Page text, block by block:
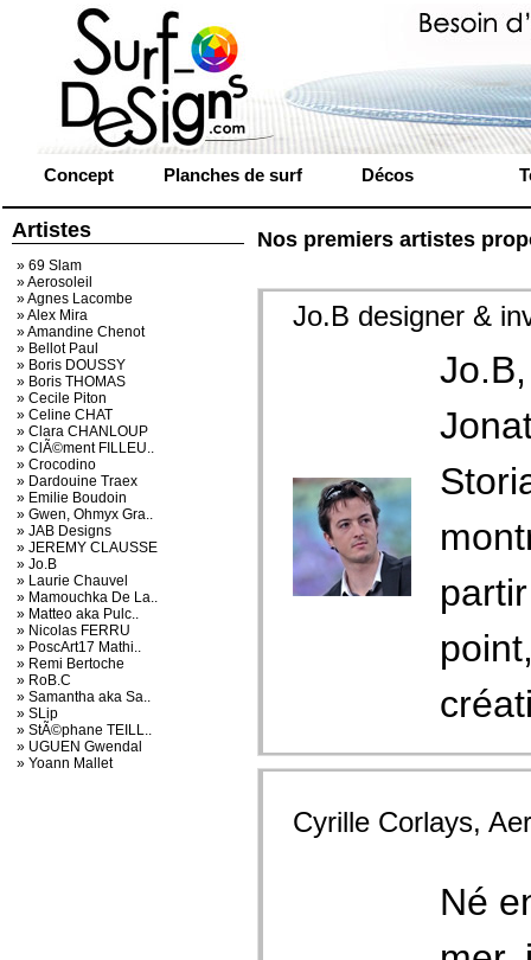
Concept Planches de surf Décos
Artistes
» 69 Slam
» Aerosoleil
» Agnes Lacombe
» Alex Mira
» Amandine Chenot
» Bellot Paul
» Boris DOUSSY
» Boris THOMAS
» Cecile Piton
» Celine CHAT
» Clara CHANLOUP
» ClÃ©ment FILLEU..
» Crocodino
» Dardouine Traex
» Emilie Boudoin
» Gwen, Ohmyx Gra..
» JAB Designs
» JEREMY CLAUSSE
» Jo.B
» Laurie Chauvel
» Mamouchka De La..
» Matteo aka Pulc..
» Nicolas FERRU
» PoscArt17 Mathi..
» Remi Bertoche
» RoB.C
» Samantha aka Sa..
» SLip
» StÃ©phane TEILL..
» UGUEN Gwendal
» Yoann Mallet
Nos premiers artistes
Jo.B designer &
Cyrille Corlays,
Né